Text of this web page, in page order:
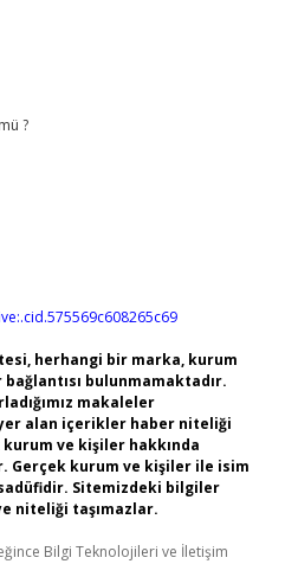
?
herhangi bir marka, kurum
bulunmamaktadır.
makaleler
alan içerikler haber niteliği
ve kişiler hakkında
Gerçek kurum ve kişiler ile isim
Sitemizdeki bilgiler
niteliği taşımazlar.
Bilgi Teknolojileri ve İletişim